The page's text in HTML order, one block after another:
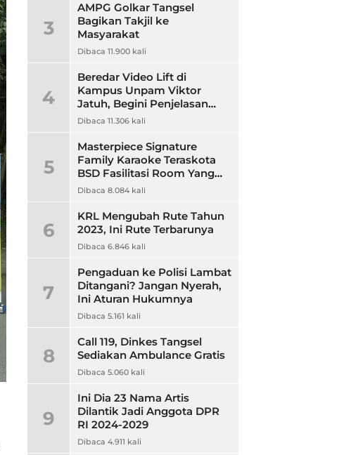
3
AMPG Golkar Tangsel
Bagikan Takjil ke
Masyarakat
Dibaca 11.900 kali
4
Beredar Video Lift di
Kampus Unpam Viktor
Jatuh, Begini Penjelasan
Rektor Unpam
Dibaca 11.306 kali
5
Masterpiece Signature
Family Karaoke Teraskota
BSD Fasilitasi Room Yang
Nyaman dan Harga
Dibaca 8.084 kali
6
KRL Mengubah Rute Tahun
2023, Ini Rute Terbarunya
Dibaca 6.846 kali
7
Pengaduan ke Polisi Lambat
Ditangani? Jangan Nyerah,
Ini Aturan Hukumnya
Dibaca 5.161 kali
8
Call 119, Dinkes Tangsel
Sediakan Ambulance Gratis
Dibaca 5.060 kali
9
Ini Dia 23 Nama Artis
Dilantik Jadi Anggota DPR
RI 2024-2029
Dibaca 4.911 kali